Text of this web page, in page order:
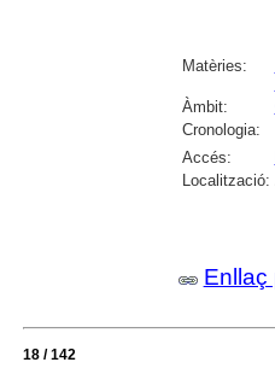
Matèries:
Àmbit:
Cronologia:
Accés:
Localització:
Enllaç
18 / 142